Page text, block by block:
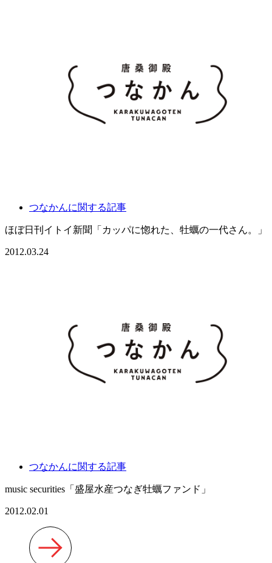
つなかんに関する記事
ほぼ日刊イトイ新聞「カッパに惚れた、牡蠣の一代さん。」
2012.03.24
つなかんに関する記事
music securities「盛屋水産つなぎ牡蠣ファンド」
2012.02.01